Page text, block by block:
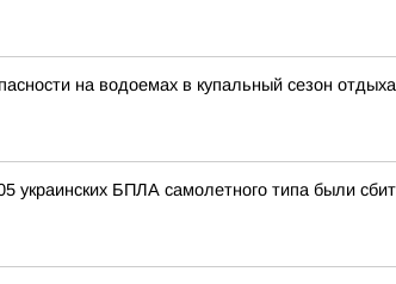
на водоемах в купальный сезон
украинских БПЛА самолетного типа были